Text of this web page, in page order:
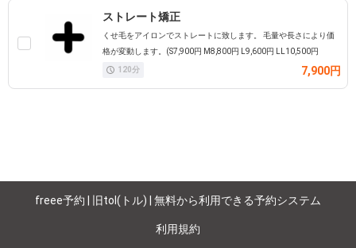
ストレート矯正
くせ毛をアイロンでストレートに致します。 毛量や長さにより価
格が変動します。(S7,900円 M8,800円 L9,600円 LL10,500円
120分 7,900円
freee予約 | 旧tol(トル) | 無料から利用できる予約システム
利用規約